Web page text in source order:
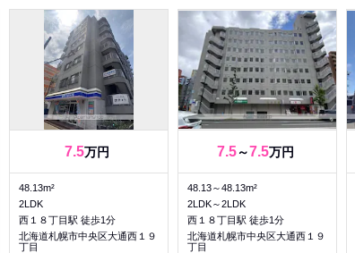
7.5万円
48.13m²
2LDK
西１８丁目駅 徒歩1分
北海道札幌市中央区大通西１９
丁目
7.5～7.5万円
48.13～48.13m²
2LDK～2LDK
西１８丁目駅 徒歩1分
北海道札幌市中央区大通西１９
丁目